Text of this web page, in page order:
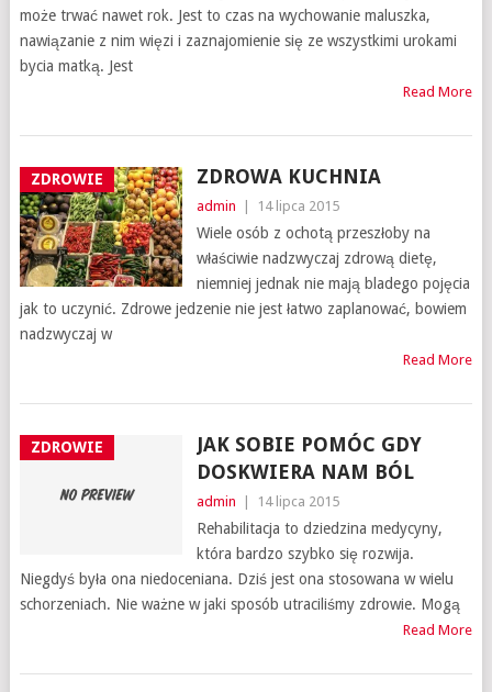
może trwać nawet rok. Jest to czas na wychowanie maluszka,
nawiązanie z nim więzi i zaznajomienie się ze wszystkimi urokami
bycia matką. Jest
Read More
ZDROWIE ZDROWA KUCHNIA
admin 14 lipca 2015
Wiele osób z ochotą przeszłoby na
właściwie nadzwyczaj zdrową dietę,
niemniej jednak nie mają bladego pojęcia
jak to uczynić. Zdrowe jedzenie nie jest łatwo zaplanować, bowiem
nadzwyczaj w
Read More
ZDROWIE
JAK SOBIE POMÓC GDY
DOSKWIERA NAM BÓL
admin 14 lipca 2015
Rehabilitacja to dziedzina medycyny,
która bardzo szybko się rozwija.
Niegdyś była ona niedoceniana. Dziś jest ona stosowana w wielu
schorzeniach. Nie ważne w jaki sposób utraciliśmy zdrowie. Mogą
Read More